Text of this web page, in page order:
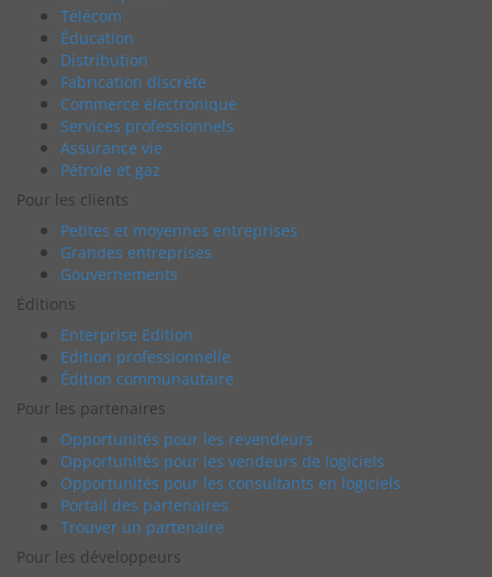
Télécom
Éducation
Distribution
Fabrication discrète
Commerce électronique
Services professionnels
Assurance vie
Pétrole et gaz
Pour les clients
Petites et moyennes entreprises
Grandes entreprises
Gouvernements
Éditions
Enterprise Edition
Edition professionnelle
Édition communautaire
Pour les partenaires
Opportunités pour les revendeurs
Opportunités pour les vendeurs de logiciels
Opportunités pour les consultants en logiciels
Portail des partenaires
Trouver un partenaire
Pour les développeurs